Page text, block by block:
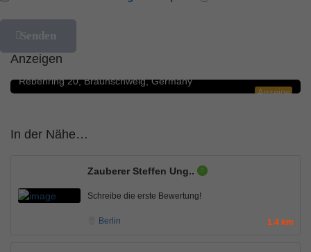
Anzeigen
Anzeige
Blumengeschäfte
Rosenbote.de – Blumenversand für Blumen
Rebenring 20, Braunschweig, Germany
In der Nähe…
Zauberer Steffen Ung..
Schreibe die erste Bewertung!
Berlin 1.4 km